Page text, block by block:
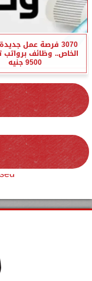
3070 فرصة عمل
الخاص.. وظائف
9500 جنيه